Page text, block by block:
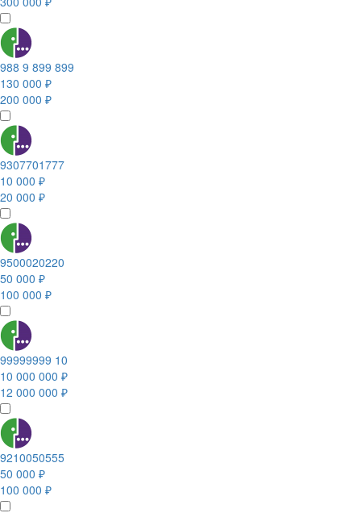
988 9 899 899
130 000 ₽
200 000 ₽
9307701777
10 000 ₽
20 000 ₽
9500020220
50 000 ₽
100 000 ₽
99999999 10
10 000 000 ₽
12 000 000 ₽
9210050555
50 000 ₽
100 000 ₽